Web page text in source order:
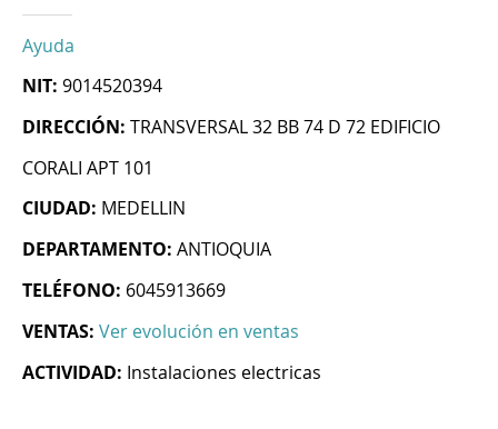
Ayuda
NIT: 9014520394
DIRECCIÓN: TRANSVERSAL 32 BB 74 D 72 EDIFICIO
CORALI APT 101
CIUDAD: MEDELLIN
DEPARTAMENTO: ANTIOQUIA
TELÉFONO: 6045913669
VENTAS: Ver evolución en ventas
ACTIVIDAD: Instalaciones electricas